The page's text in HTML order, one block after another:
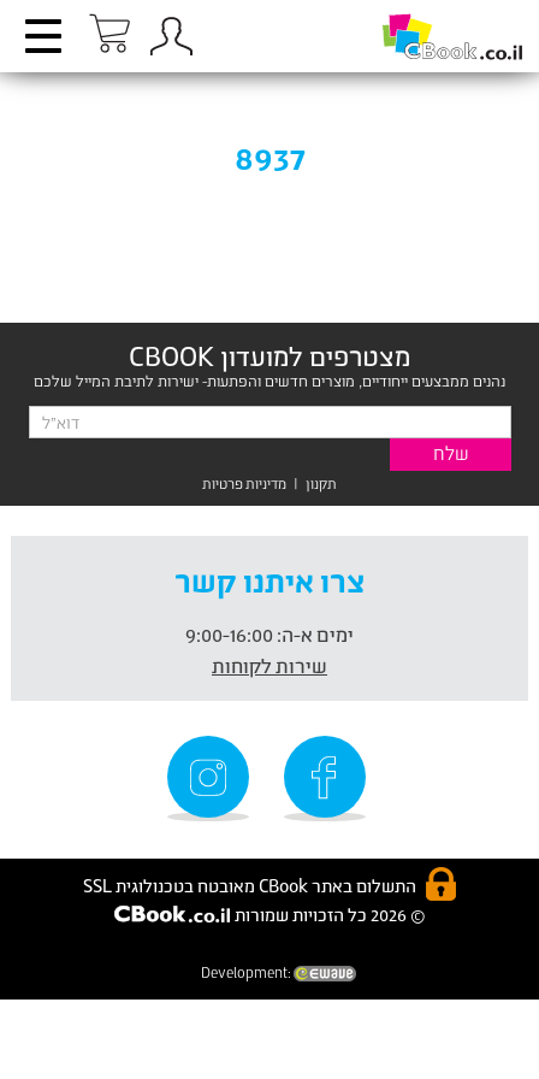
8937
מצטרפים למועדון CBOOK
נהנים ממבצעים ייחודיים, מוצרים חדשים והפתעות- ישירות לתיבת המייל שלכם
תקנון | מדיניות פרטיות
צרו איתנו קשר
ימים א-ה:
שירות לקוחות
התשלום באתר CBook מאובטח בטכנולוגית SSL
© 2026 כל הזכויות שמורות
Development: